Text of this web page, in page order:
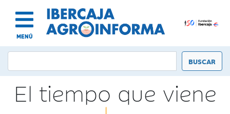
MENÚ
El tiempo que viene